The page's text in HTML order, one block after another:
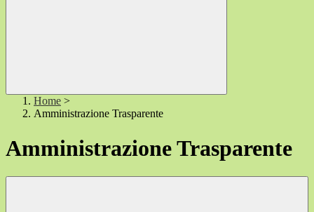
Home >
Amministrazione Trasparente
Amministrazione Trasparente